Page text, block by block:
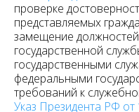
проверке
представляемых
замещение
государственной
государственными
федеральными
требований к
Указ Президента РФ